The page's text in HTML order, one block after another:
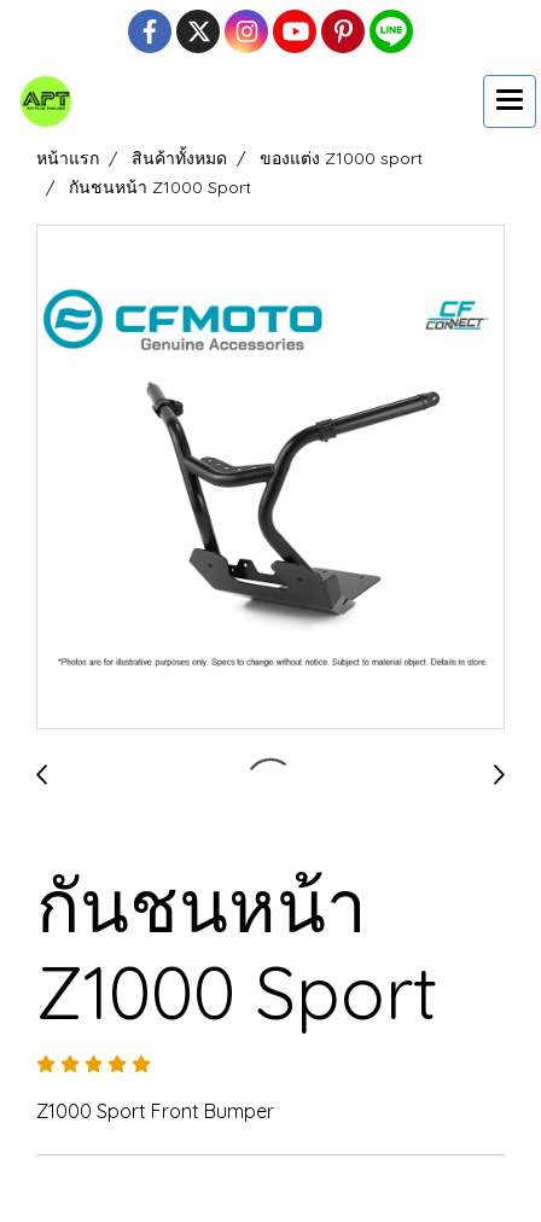
หน้าแรก สินค้าทั้งหมด
ของแต่ง Z1000 sport
กันชนหน้า Z1000 Sport
กันชนหน้า
Z1000 Sport
Z1000 Sport Front Bumper